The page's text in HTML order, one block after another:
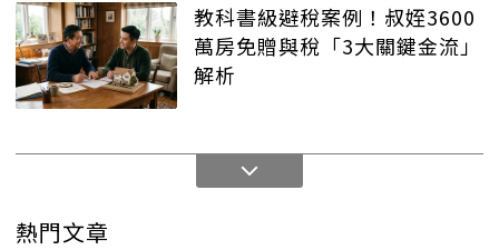
教科書級避稅案例！叔姪3600
萬房免贈與稅「3大關鍵金流」
解析
熱門文章